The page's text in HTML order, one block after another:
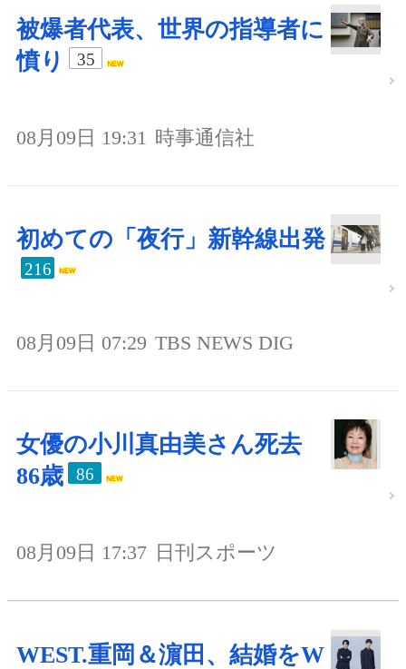
被爆者代表、世界の指導者に
憤り
35
08月09日 19:31 時事通信社
初めての「夜行」新幹線出発
216
08月09日 07:29 TBS NEWS DIG
女優の小川真由美さん死去
86歳
86
08月09日 17:37 日刊スポーツ
WEST.重岡＆濵田、結婚をW